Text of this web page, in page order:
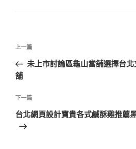
文
導
覽
上
一
篇
章
上一篇
未上市討論區龜山當舖選擇台
舖
下
一
篇
下一篇
台北網頁設計寶貴各式鹹酥雞推薦